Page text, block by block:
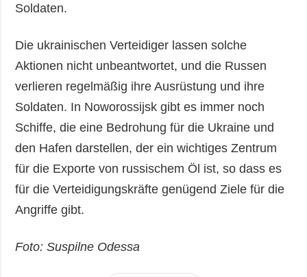
Soldaten.
Die ukrainischen Verteidiger lassen solche
Aktionen nicht unbeantwortet, und die Russen
verlieren regelmäßig ihre Ausrüstung und ihre
Soldaten. In Noworossijsk gibt es immer noch
Schiffe, die eine Bedrohung für die Ukraine und
den Hafen darstellen, der ein wichtiges Zentrum
für die Exporte von russischem Öl ist, so dass es
für die Verteidigungskräfte genügend Ziele für die
Angriffe gibt.
Foto: Suspilne Odessa